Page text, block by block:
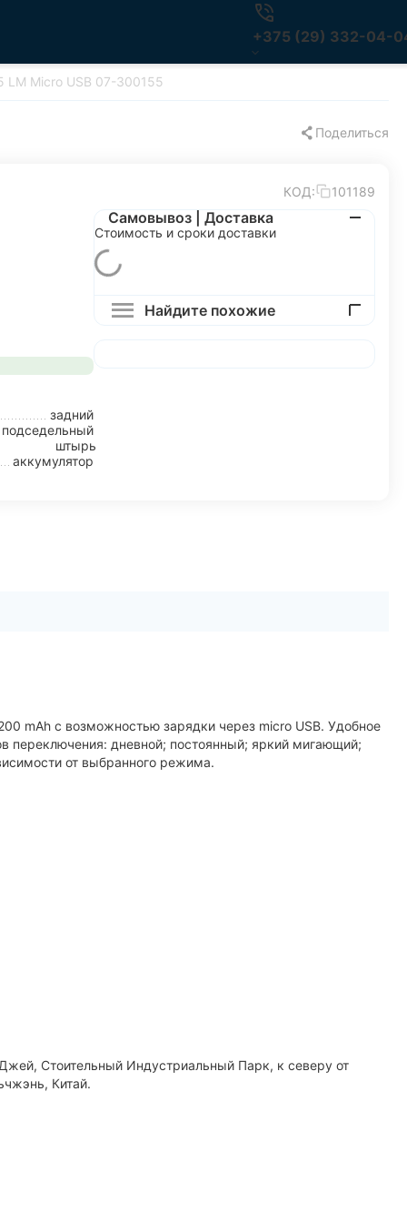
+375 (29) 332-04-
LM Micro USB 07-300155
Поделиться
КОД: 101189
задний
подседельный
штырь
аккумулятор
Самовывоз | Доставка
Стоимость и сроки доставки
Найдите похожие
mAh с возможностью зарядки через micro USB. Удобное
переключения: дневной; постоянный; яркий мигающий;
от выбранного режима.
Стоительный Индустриальный Парк, к северу от
Китай.